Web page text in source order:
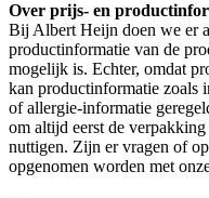
Over prijs- en
Bij Albert Heijn doen we er
productinformatie van de
mogelijk is. Echter, omdat
kan productinformatie zoals
of allergie-informatie
om altijd eerst de
nuttigen. Zijn er vragen of
opgenomen worden met